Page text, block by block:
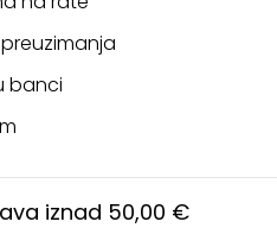
banci
iznad 50,00 €